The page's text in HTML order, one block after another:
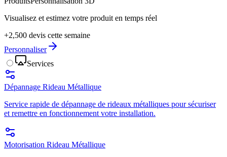
Visualisez et estimez votre produit en temps réel
+2,500 devis cette semaine
Personnaliser
Services
Dépannage Rideau Métallique
Service rapide de dépannage de rideaux métalliques pour sécuriser
et remettre en fonctionnement votre installation.
Motorisation Rideau Métallique